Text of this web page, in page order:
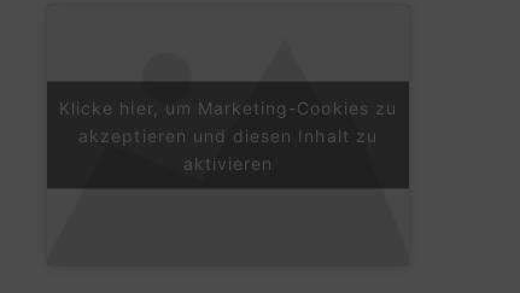
Klicke hier, um Marketing-Cookies zu
akzeptieren und diesen Inhalt zu
aktivieren